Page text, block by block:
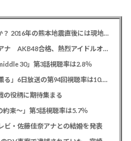
中居正広氏 「ひそかに被災地支援」か？ 2016年の熊本地震直後には現地で炊き出し 親友・松本人志の闘病に心を痛め、頻繁に連絡も
レインボー 池田直人と結婚の佐藤佳奈アナ AKB48合格、熱烈アイドルオタク「さかなちゃん」として人気に、7月末に読売テレビ退社
30」第3話視聴率は2.8％
見上愛＆上坂樹里 NHK朝ドラ「風、薫る」6日放送の第94回視聴率は10.4％
役柄に期待集まる
束～」第5話視聴率は5.7％
ビ・佐藤佳奈アナとの結婚を発表